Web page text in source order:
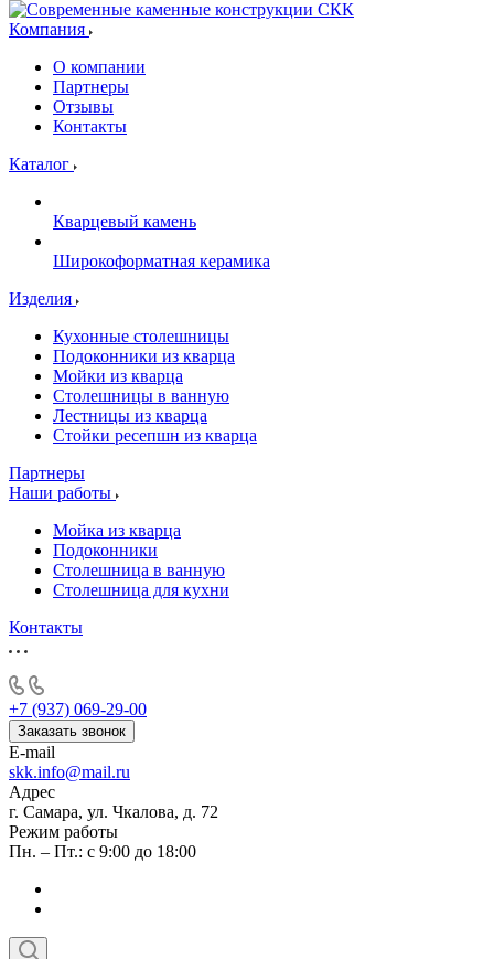
Компания
О компании
Партнеры
Отзывы
Контакты
Каталог
Кварцевый камень
Широкоформатная керамика
Изделия
Кухонные столешницы
Подоконники из кварца
Мойки из кварца
Столешницы в ванную
Лестницы из кварца
Стойки ресепшн из кварца
Партнеры
Наши работы
Мойка из кварца
Подоконники
Столешница в ванную
Столешница для кухни
Контакты
+7 (937) 069-29-00
Заказать звонок
E-mail
skk.info@mail.ru
Адрес
г. Самара, ул. Чкалова, д. 72
Режим работы
Пн. – Пт.: с 9:00 до 18:00